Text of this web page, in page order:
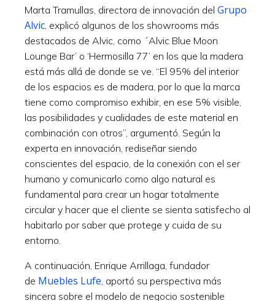
Marta Tramullas, directora de innovación del Grupo
Alvic, explicó algunos de los showrooms más
destacados de Alvic, como ´Alvic Blue Moon
Lounge Bar’ o ‘Hermosilla 77’ en los que la madera
está más allá de donde se ve. “El 95% del interior
de los espacios es de madera, por lo que la marca
tiene como compromiso exhibir, en ese 5% visible,
las posibilidades y cualidades de este material en
combinación con otros”, argumentó. Según la
experta en innovación, rediseñar siendo
conscientes del espacio, de la conexión con el ser
humano y comunicarlo como algo natural es
fundamental para crear un hogar totalmente
circular y hacer que el cliente se sienta satisfecho al
habitarlo por saber que protege y cuida de su
entorno.
A continuación, Enrique Arrillaga, fundador
de Muebles Lufe, aportó su perspectiva más
sincera sobre el modelo de negocio sostenible